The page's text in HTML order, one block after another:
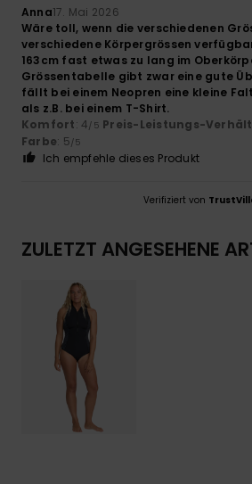
Anna17. Mai 2026
Wäre toll, wenn die verschiedenen
verschiedene Körpergrössen
163cm fast etwas zu lang im
Grössentabelle gibt zwar eine gute
fällt bei einem Neopren eine kleine
als z.B. bei einem T-Shirt.
Komfort: 4/5 Preis-Leistungs-
Farbe: 5/5
Ich empfehle dieses Produkt
Verifiziert von
ZULETZT ANGESEHENE